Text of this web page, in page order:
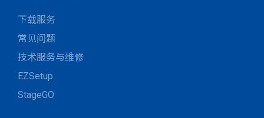
下载服务
常见问题
技术服务与维修
EZSetup
StageGO